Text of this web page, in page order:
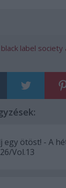
black label society
egy ötöst! - A
Vol.13